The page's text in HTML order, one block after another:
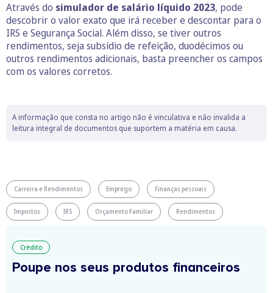
Através do simulador de salário líquido 2023, pode
descobrir o valor exato que irá receber e descontar para o
IRS e Segurança Social. Além disso, se tiver outros
rendimentos, seja subsídio de refeição, duodécimos ou
outros rendimentos adicionais, basta preencher os campos
com os valores corretos.
A informação que consta no artigo não é vinculativa e não invalida a
leitura integral de documentos que suportem a matéria em causa.
Carreira e Rendimentos Emprego Finanças pessoais
Impostos IRS Orçamento Familiar Rendimentos
Crédito
Poupe nos seus produtos financeiros